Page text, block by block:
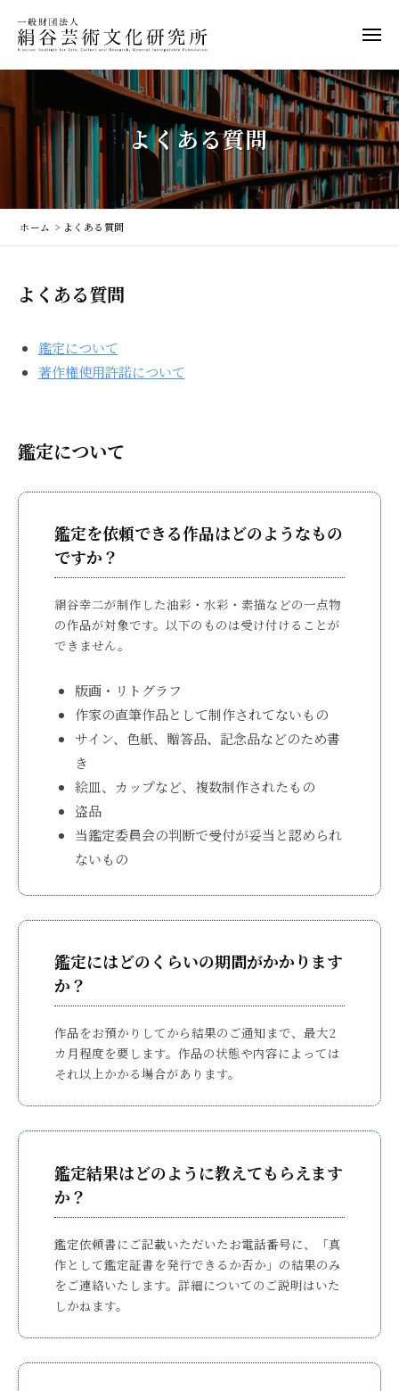
ツ
へ
一
絹
谷
術
化
研
一
絹
谷
文
芸
絹
幸
二
が
描
く
情
熱
的
な
芸
術
世
界
を
正
し
く
守
り
次
世
代
へ
と
継
承
す
る
め
に
設
立
さ
れ
ま
し
た
。
メ
ュ
ー
よくある質問
ホーム > よくある質問
よ
あ
問
2026
年
6
月
2
日
by
knt-
admin
よくある質問
鑑定について
著作権使用許諾について
鑑定について
鑑定を依頼できる作品はどのようなもの
ですか？
絹谷幸二が制作した油彩・水彩・素描などの一点物
の作品が対象です。以下のものは受け付けることが
できません。
版画・リトグラフ
作家の直筆作品として制作されてないもの
サイン、色紙、贈答品、記念品などのため書
き
絵皿、カップなど、複数制作されたもの
盗品
当鑑定委員会の判断で受付が妥当と認められ
ないもの
鑑定にはどのくらいの期間がかかります
か？
作品をお預かりしてから結果のご通知まで、最大2
カ月程度を要します。作品の状態や内容によっては
それ以上かかる場合があります。
鑑定結果はどのように教えてもらえます
か？
鑑定依頼書にご記載いただいたお電話番号に、「真
作として鑑定証書を発行できるか否か」の結果のみ
をご連絡いたします。詳細についてのご説明はいた
しかねます。
財
団
法
文
化
研
所